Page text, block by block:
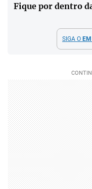
Fique por dentro
SIGA O EM